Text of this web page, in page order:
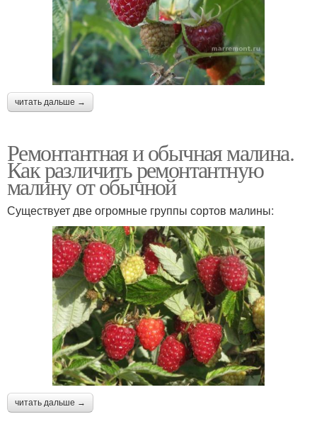
читать дальше →
Ремонтантная и обычная малина.
Как различить ремонтантную
малину от обычной
Существует две огромные группы сортов малины:
читать дальше →